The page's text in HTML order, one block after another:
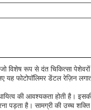
रूप से दंत चिकित्सा
डेंटल रेज़िन
की आवश्यकता होती है।
पड़ता है। सामग्री की उच्च